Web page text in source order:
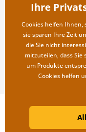
Versand- und
Rücksendung der Ware
Ihre
Cookies helfen Ihnen,
sie sparen Ihre Zeit
die Sie nicht
mitzuteilen, dass Sie
um Produkte
Cookies helfen